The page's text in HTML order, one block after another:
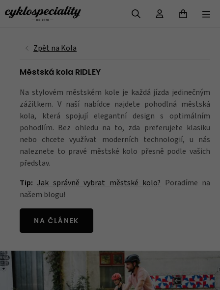
Městská kola RIDLEY
Na stylovém městském kole je každá jízda jedinečným
zážitkem. V naší nabídce najdete pohodlná městská
kola, která spojují elegantní design s optimálním
pohodlím. Bez ohledu na to, zda preferujete klasiku
nebo chcete využívat moderních technologií, u nás
naleznete to pravé městské kolo přesně podle vašich
představ.
Tip: Jak správně vybrat městské kolo? Poradíme na
našem blogu!
NA ČLÁNEK